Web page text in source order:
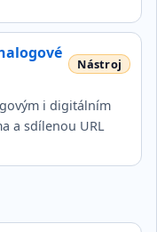
i digitálním
a sdílenou URL